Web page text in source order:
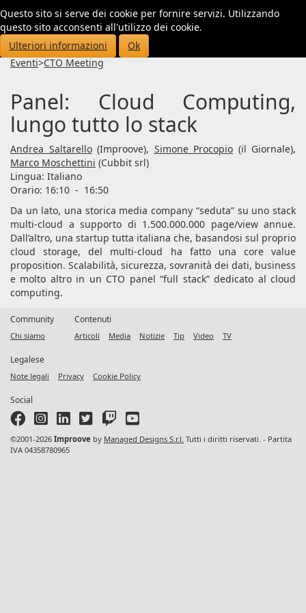
Questo sito si serve dei cookie per fornire servizi. Utilizzando
questo sito acconsenti all'utilizzo dei cookie.
Ulteriori informazioni
Ok
Eventi>CTO Meeting
Panel: Cloud Computing,
lungo tutto lo stack
Andrea Saltarello(Improove), Simone Procopio (il Giornale),
Marco Moschettini (Cubbit srl)
Lingua: Italiano
Orario: 16:10 - 16:50
Da un lato, una storica media company “seduta” su uno stack
multi-cloud a supporto di 1.500.000.000 page/view annue.
Dall’altro, una startup tutta italiana che, basandosi sul proprio
cloud storage, del multi-cloud ha fatto una core value
proposition. Scalabilità, sicurezza, sovranità dei dati, business
e molto altro in un CTO panel “full stack” dedicato al cloud
computing.
Community
Chi siamo
Contenuti
Articoli Media Notizie Tip Video TV
Legalese
Note legali Privacy Cookie Policy
Social
©2001-2026 Improove by Managed Designs S.r.l. Tutti i diritti riservati. - Partita
IVA 04358780965